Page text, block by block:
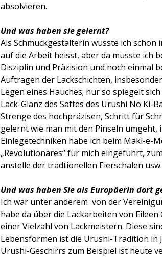
absolvieren.
Und was haben sie gelernt?
Als Schmuckgestalterin wusste ich schon
auf die Arbeit heisst, aber da musste ich
Disziplin und Präzision und noch einmal
Auftragen der Lackschichten,
Legen eines Hauches; nur so spiegelt
Lack-Glanz des Saftes des Urushi No Ki-
Strenge des hochpräzisen, Schritt für
gelernt wie man mit den Pinseln
Einlegetechniken habe ich beim Maki-e-
„Revolutionäres“ für mich eingeführt,
anstelle der tradtionellen Eierschalen usw.
Und was haben Sie als Europäerin dort
Ich war unter anderem von der
habe da über die Lackarbeiten von
einer Vielzahl von Lackmeistern. Diese
Lebensformen ist die Urushi-Tradition in
Urushi-Geschirrs zum Beispiel ist heute